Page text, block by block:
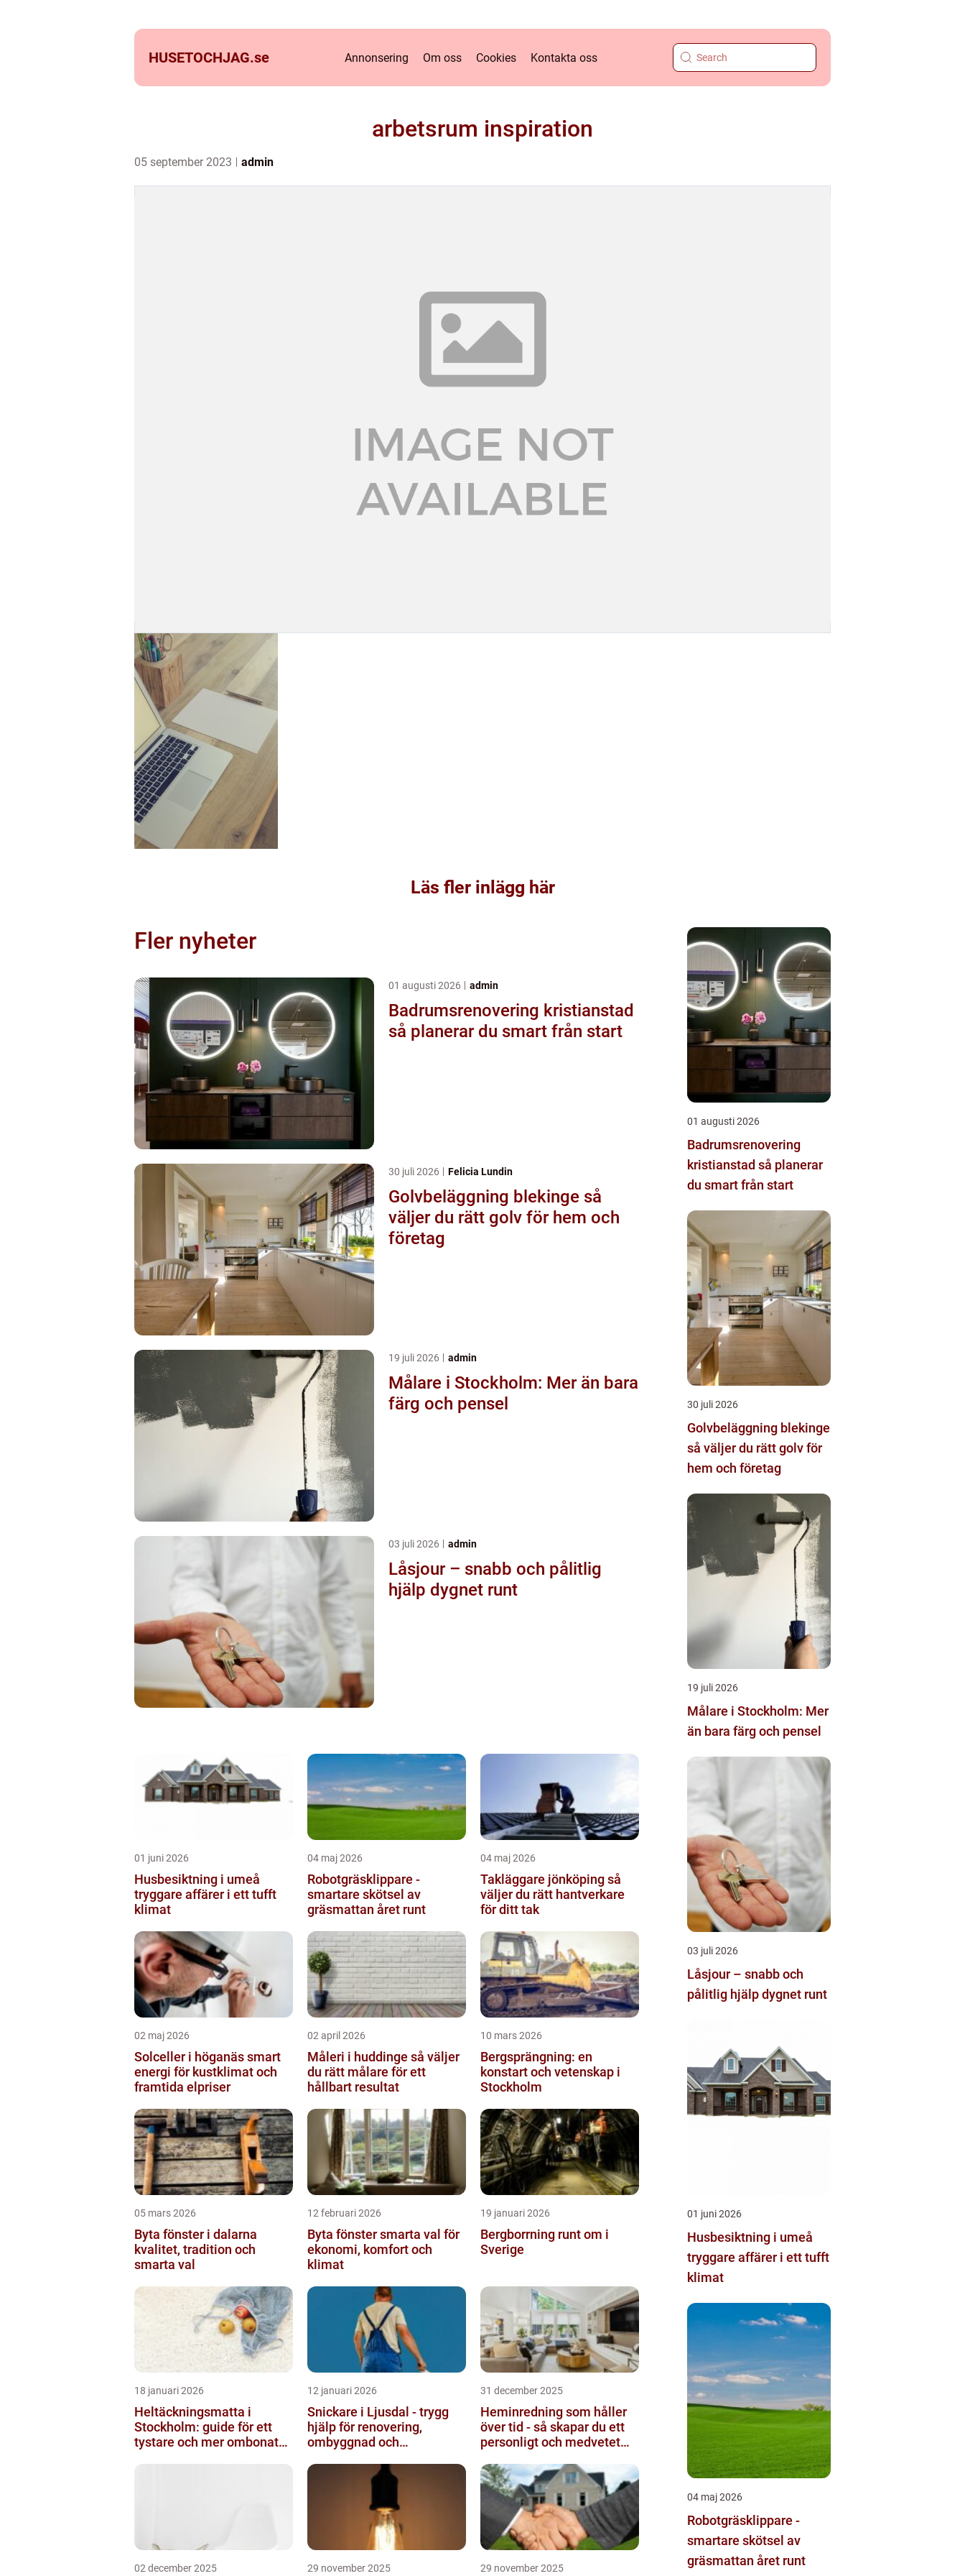
HUSETOCHJAG.se Annonsering Om oss Cookies Kontakta oss
arbetsrum inspiration
05 september 2023 admin
Läs fler inlägg här
Fler nyheter
01 augusti 2026 admin
Badrumsrenovering kristianstad
så planerar du smart från start
30 juli 2026 Felicia Lundin
Golvbeläggning blekinge så
väljer du rätt golv för hem och
företag
19 juli 2026 admin
Målare i Stockholm: Mer än bara
färg och pensel
03 juli 2026 admin
Låsjour – snabb och pålitlig
hjälp dygnet runt
01 juni 2026
Husbesiktning i umeå
tryggare affärer i ett tufft
klimat
04 maj 2026
Robotgräsklippare -
smartare skötsel av
gräsmattan året runt
04 maj 2026
Takläggare jönköping så
väljer du rätt hantverkare
för ditt tak
02 maj 2026
Solceller i höganäs smart
energi för kustklimat och
framtida elpriser
02 april 2026
Måleri i huddinge så väljer
du rätt målare för ett
hållbart resultat
10 mars 2026
Bergsprängning: en
konstart och vetenskap i
Stockholm
05 mars 2026
Byta fönster i dalarna
kvalitet, tradition och
smarta val
12 februari 2026
Byta fönster smarta val för
ekonomi, komfort och
klimat
19 januari 2026
Bergborrning runt om i
Sverige
18 januari 2026
Heltäckningsmatta i
Stockholm: guide för ett
tystare och mer ombonat
12 januari 2026
Snickare i Ljusdal - trygg
hjälp för renovering,
ombyggnad och
31 december 2025
Heminredning som håller
över tid - så skapar du ett
personligt och medvetet
02 december 2025 29 november 2025 29 november 2025
01 augusti 2026
Badrumsrenovering
kristianstad så planerar
du smart från start
30 juli 2026
Golvbeläggning blekinge
så väljer du rätt golv för
hem och företag
19 juli 2026
Målare i Stockholm: Mer
än bara färg och pensel
03 juli 2026
Låsjour – snabb och
pålitlig hjälp dygnet runt
01 juni 2026
Husbesiktning i umeå
tryggare affärer i ett tufft
klimat
04 maj 2026
Robotgräsklippare -
smartare skötsel av
gräsmattan året runt